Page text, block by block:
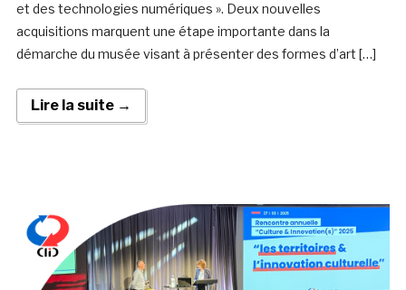
et des technologies numériques ». Deux nouvelles
acquisitions marquent une étape importante dans la
démarche du musée visant à présenter des formes d’art […]
Lire la suite →